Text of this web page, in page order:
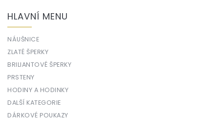
HLAVNÍ MENU
NÁUŠNICE
ZLATÉ ŠPERKY
BRILIANTOVÉ ŠPERKY
PRSTENY
HODINY A HODINKY
DALŠÍ KATEGORIE
DÁRKOVÉ POUKAZY